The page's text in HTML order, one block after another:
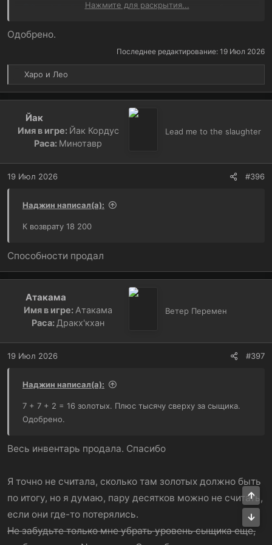
в квесте остаюсь как есть, лист не буду
Нажмите для раскрытия...
Одобрено.
Последнее редактирование: 19 Июл 2026
Р
е
ц
и
Харо и Лео
Йак
Имя в игре: Йак Кордус
Раса: Минотавр
Lead me to the slaughter
19 Июл 2026 #396
Наджин написал(а):
К возврату 18 200
Способности продал
Атакама
Имя в игре:Атакама
Раса:Дракх'кхан
Ветер Перемен
19 Июл 2026 #397
Наджин написал(а):
7 + 7 + 2 = 16 золотых. Плюс тысячу сверху за сыщика.
Одобрено.
Весь инвентарь продала. Спасибо
Я точно не считала, сколько там золотых должно быть
по итогу, но я думаю, пару десятков можно не считать,
если они где-то потерялись.
Не забудьте только мне убрать уровень сыщика еще,